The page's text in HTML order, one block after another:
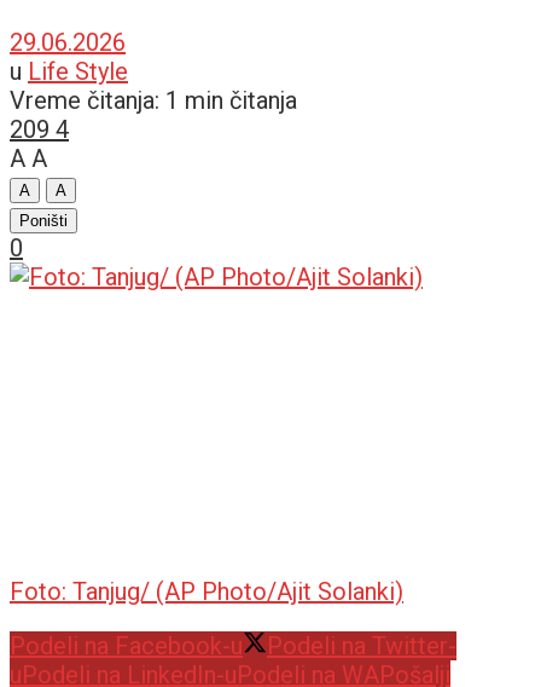
29.06.2026
u Life Style
Vreme čitanja: 1 min čitanja
209 4
A A
A
A
Poništi
0
Foto: Tanjug/ (AP Photo/Ajit Solanki)
Podeli na Facebook-u
Podeli na Twitter-
u Podeli na LinkedIn-u Podeli na WAPošalji